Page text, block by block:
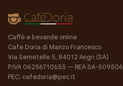
Caffè e bevande online
Cafe Doria di Manzo Francesco
Via Semetelle 5, 84012 Angri (SA)
P.IVA 06256710655 — REA SA-509506
PEC: cafedoria@pec.it